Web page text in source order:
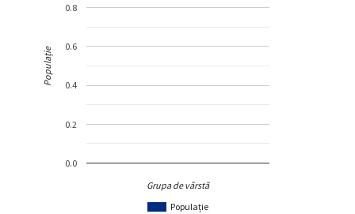
Populație
0.0
0.2
0.4
0.6
0.8
Grupa de vârstă
Populație